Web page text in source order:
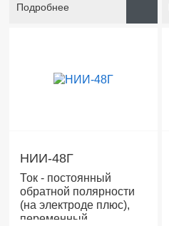
Подробнее
НИИ-48Г
Ток - постоянный
обратной полярности
(на электроде плюс),
переменный